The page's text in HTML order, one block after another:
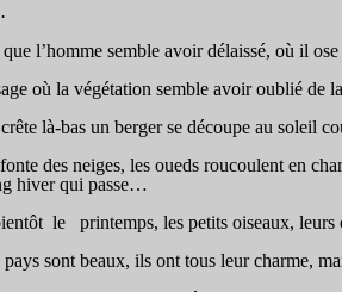
que l’homme semble avoir délaissé, où il
où la végétation semble avoir oublié de
là-bas un berger se découpe au soleil
des neiges, les oueds roucoulent en
hiver qui passe…
le printemps, les petits oiseaux, leurs
pays sont beaux, ils ont tous leur charme,